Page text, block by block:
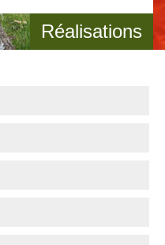
Réalisations